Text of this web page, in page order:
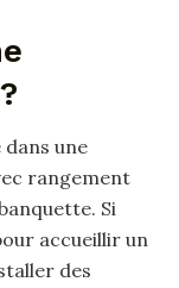
une
rangement
Si
accueillir un
des